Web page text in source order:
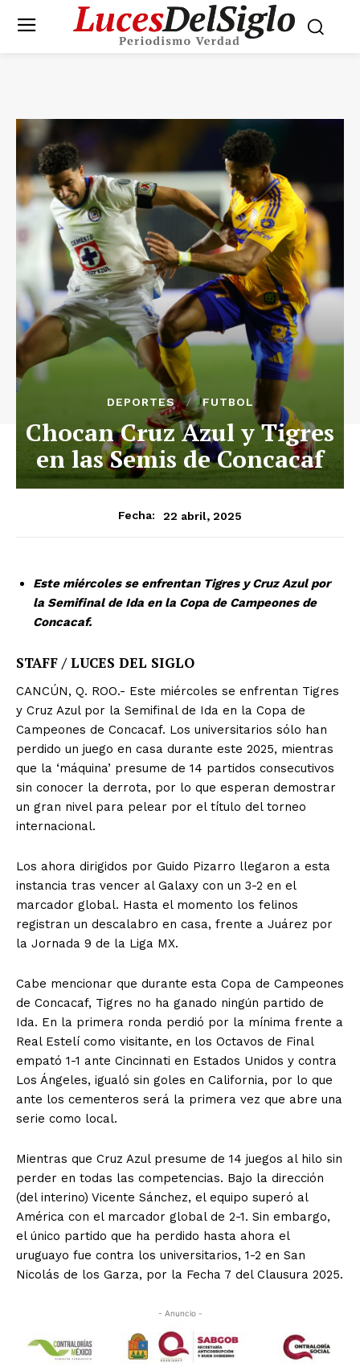
DEPORTES FUTBOL
Chocan Cruz Azul y Tigres
en las Semis de Concacaf
Fecha: 22 abril, 2025
Este miércoles se enfrentan Tigres y Cruz Azul por
la Semifinal de Ida en la Copa de Campeones de
Concacaf.
STAFF / LUCES DEL SIGLO
CANCÚN, Q. ROO.- Este miércoles se enfrentan Tigres
y Cruz Azul por la Semifinal de Ida en la Copa de
Campeones de Concacaf. Los universitarios sólo han
perdido un juego en casa durante este 2025, mientras
que la ‘máquina’ presume de 14 partidos consecutivos
sin conocer la derrota, por lo que esperan demostrar
un gran nivel para pelear por el título del torneo
internacional.
Los ahora dirigidos por Guido Pizarro llegaron a esta
instancia tras vencer al Galaxy con un 3-2 en el
marcador global. Hasta el momento los felinos
registran un descalabro en casa, frente a Juárez por
la Jornada 9 de la Liga MX.
Cabe mencionar que durante esta Copa de Campeones
de Concacaf, Tigres no ha ganado ningún partido de
Ida. En la primera ronda perdió por la mínima frente a
Real Estelí como visitante, en los Octavos de Final
empató 1-1 ante Cincinnati en Estados Unidos y contra
Los Ángeles, igualó sin goles en California, por lo que
ante los cementeros será la primera vez que abre una
serie como local.
Mientras que Cruz Azul presume de 14 juegos al hilo sin
perder en todas las competencias. Bajo la dirección
(del interino) Vicente Sánchez, el equipo superó al
América con el marcador global de 2-1. Sin embargo,
el único partido que ha perdido hasta ahora el
uruguayo fue contra los universitarios, 1-2 en San
Nicolás de los Garza, por la Fecha 7 del Clausura 2025.
- Anuncio -